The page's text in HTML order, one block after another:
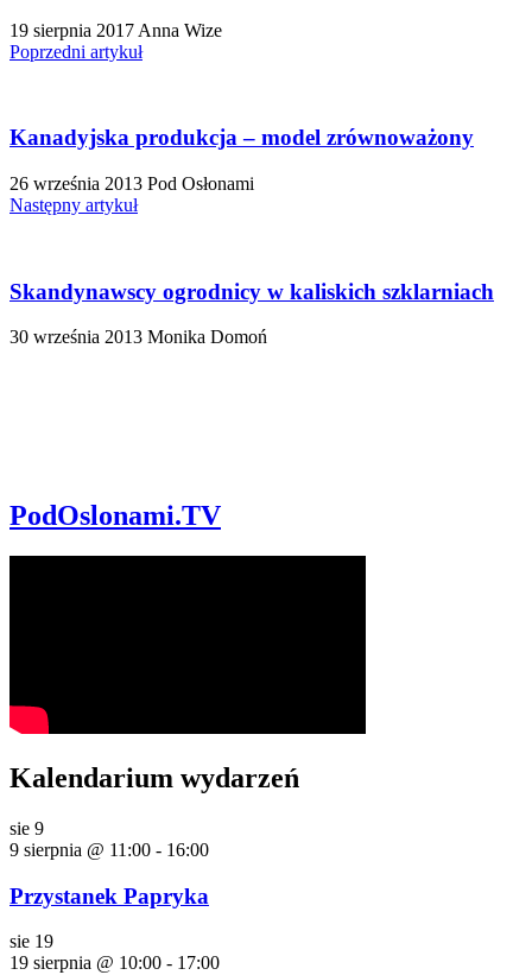
19 sierpnia 2017 Anna Wize
Poprzedni artykuł
Kanadyjska produkcja – model zrównoważony
26 września 2013 Pod Osłonami
Następny artykuł
Skandynawscy ogrodnicy w kaliskich szklarniach
30 września 2013 Monika Domoń
PodOslonami.TV
Kalendarium wydarzeń
sie 9
9 sierpnia @ 11:00 - 16:00
Przystanek Papryka
sie 19
19 sierpnia @ 10:00 - 17:00